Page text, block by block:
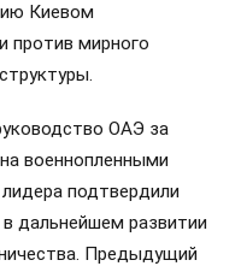
Киевом
против мирного
ОАЭ за
военнопленными
подтвердили
дальнейшем развитии
Предыдущий